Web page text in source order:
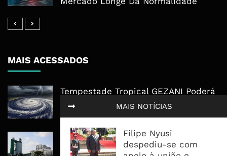
MAIS NOTÍCIAS
Filipe Nyusi
despediu-se com
MAIS ACESSADOS
Tempestade Tropical GEZANI Poderá
Afectar Mais De Um Milhão De
Governo admite nova operadora
para a Mozal após suspensão das